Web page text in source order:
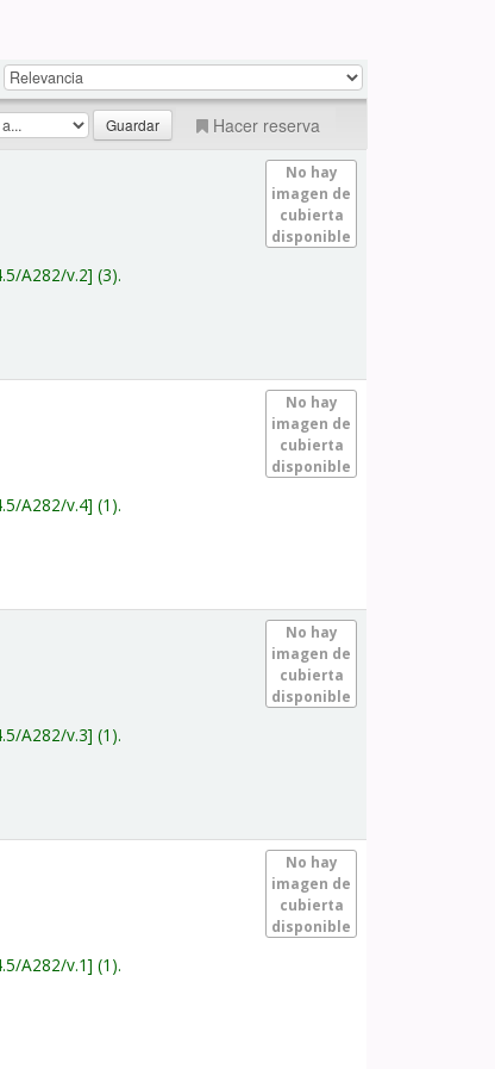
Hacer reserva
No hay
imagen de
cubierta
disponible
A282/v.2 (3).
No hay
imagen de
cubierta
disponible
A282/v.4 (1).
No hay
imagen de
cubierta
disponible
A282/v.3 (1).
No hay
imagen de
cubierta
disponible
A282/v.1 (1).